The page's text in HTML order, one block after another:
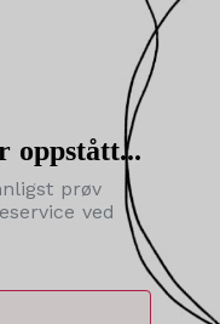
oppstått...
prøv
ved